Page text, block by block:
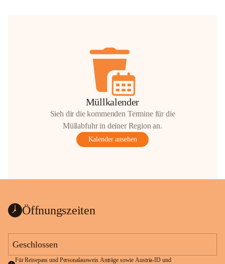
Müllkalender
Sieh dir die kommenden Termine für die
Müllabfuhr in deiner Region an.
Kalender ansehen
Öffnungszeiten
Geschlossen
Für Reisepass und Personalausweis Anträge sowie Austria-ID und